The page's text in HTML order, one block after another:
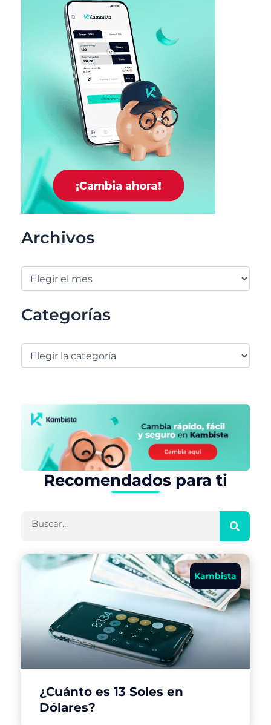
Archivos
Categorías
Recomendados para ti
Kambista
¿Cuánto es 13 Soles en
Dólares?